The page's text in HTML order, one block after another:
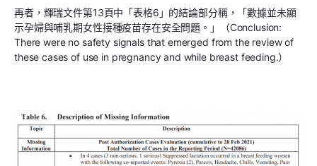
再者，輝瑞文件第13頁中「表格6」的結論部分稱，「數據並未顯
示孕婦與哺乳期女性接種疫苗存在安全問題。」（Conclusion:
There were no safety signals that emerged from the review of
these cases of use in pregnancy and while breast feeding.）